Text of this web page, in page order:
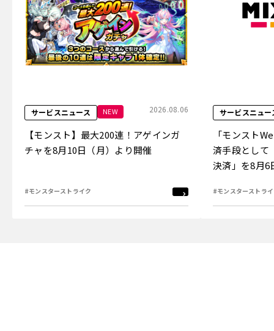
サービスニュース NEW 2026.08.06
【モンスト】最大200連！アゲインガ
チャを8月10日（月）より開催
#モンスターストライク
サービスニュー
「モンスト
済手段として
決済」を8月6
#モンスターストラ